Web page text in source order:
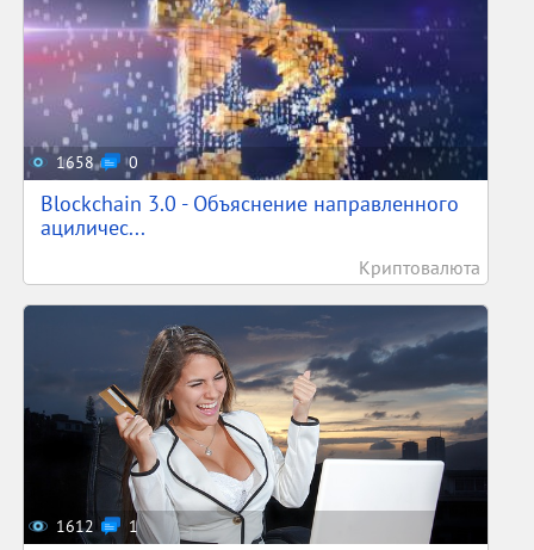
1658 0
Blockchain 3.0 - Объяснение направленного
ациличес...
Криптовалюта
1612 1